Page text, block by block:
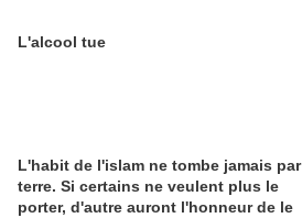
L'alcool tue
L'habit de l'islam ne tombe jamais par
terre. Si certains ne veulent plus le
porter, d'autre auront l'honneur de le